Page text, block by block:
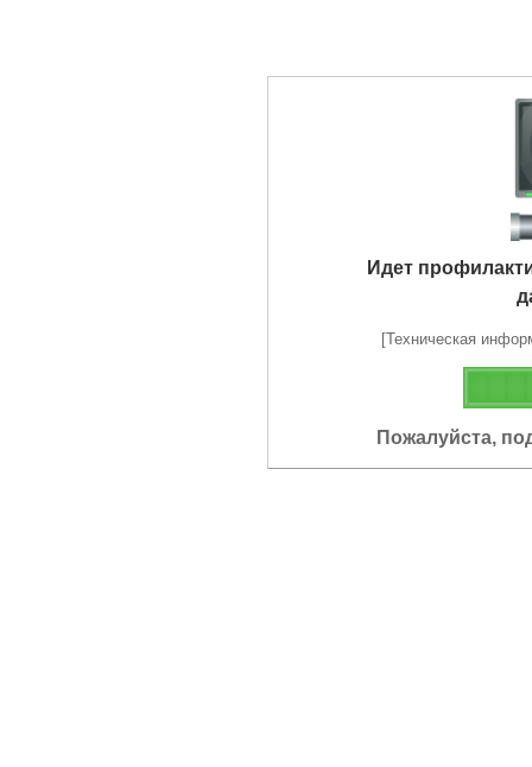
Идет
[Техническая
Пожалуйста,